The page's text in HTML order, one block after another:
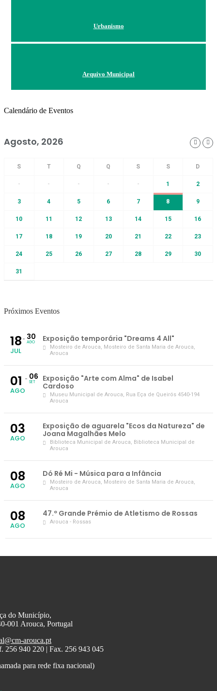
Urbanismo
Arquivo Municipal
Calendário de Eventos
Agosto, 2026
- - - - - 1 2
3 4 5 6 7 8 9
10 11 12 13 14 15 16
17 18 19 20 21 22 23
24 25 26 27 28 29 30
31
Próximos Eventos
18
JUL
30
AGO Exposição temporária "Dreams 4 All"
Mosteiro de Arouca, Mosteiro de Santa Maria de Arouca,
Arouca
01
AGO
06
SET
Exposição "Arte com Alma" de Isabel
Cardoso
Museu Municipal de Arouca, Rua Eça de Queirós 4540-194
Arouca
03
AGO
Exposição de aguarela "Ecos da Natureza" de
Joana Magalhães Melo
Biblioteca Municipal de Arouca, Biblioteca Municipal de
Arouca
08
AGO
Dó Ré Mi - Música para a Infância
Mosteiro de Arouca, Mosteiro de Santa Maria de Arouca,
Arouca
08
AGO
47.º Grande Prémio de Atletismo de Rossas
Arouca - Rossas
do Município,
001 Arouca, Portugal
arouca.pt
256 940 220 | Fax. 256 943 045
para rede fixa nacional)